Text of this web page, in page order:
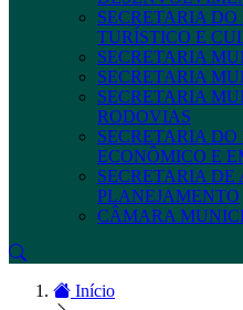
SECRETARIA
TURÍSTICO E
SECRETARIA
SECRETARIA
SECRETARIA
RODOVIAS
SECRETARIA
ECONÔMICO E
SECRETARIA
PLANEJAMENTO
CÂMARA
Início